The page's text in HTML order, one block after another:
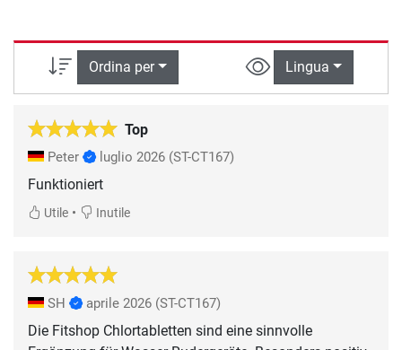
Ordina per Lingua
Top
Peter luglio 2026 (ST-CT167)
Funktioniert
Utile • Inutile
SH aprile 2026 (ST-CT167)
Die Fitshop Chlortabletten sind eine sinnvolle